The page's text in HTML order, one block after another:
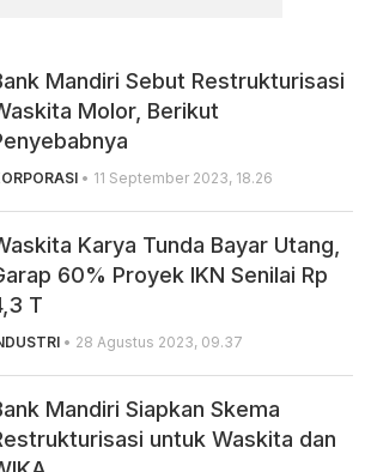
Mandiri Sebut Restrukturisasi
Molor, Berikut
• 11 September 2023, 18.26
Karya Tunda Bayar Utang,
60% Proyek IKN Senilai Rp
T
• 28 Agustus 2023, 09.37
Mandiri Siapkan Skema
untuk Waskita dan